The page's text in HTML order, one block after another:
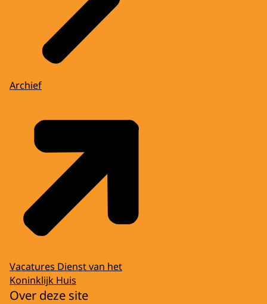
Archief
Vacatures Dienst van het
Koninklijk Huis
Over deze site